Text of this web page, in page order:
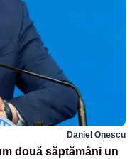
Daniel Onescu
două săptămâni un